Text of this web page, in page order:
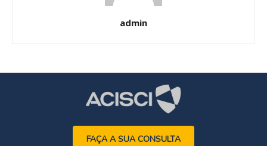
admin
FAÇA A SUA CONSULTA